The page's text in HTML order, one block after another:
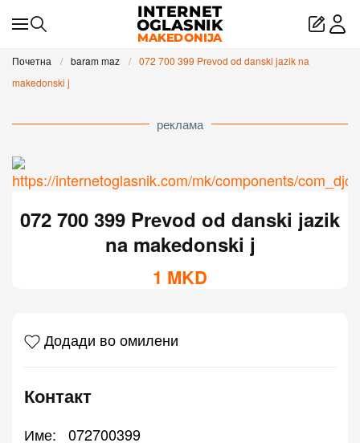
Skip to main content
Почетна baram maz
072 700 399 Prevod od danski jazik na
makedonski j
реклама
072 700 399 Prevod od danski jazik
na makedonski j
1 MKD
Додади во омилени
Контакт
Име:
072700399